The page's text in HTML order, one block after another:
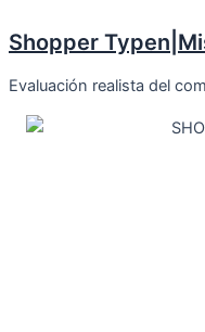
Shopper
Evaluación realista del